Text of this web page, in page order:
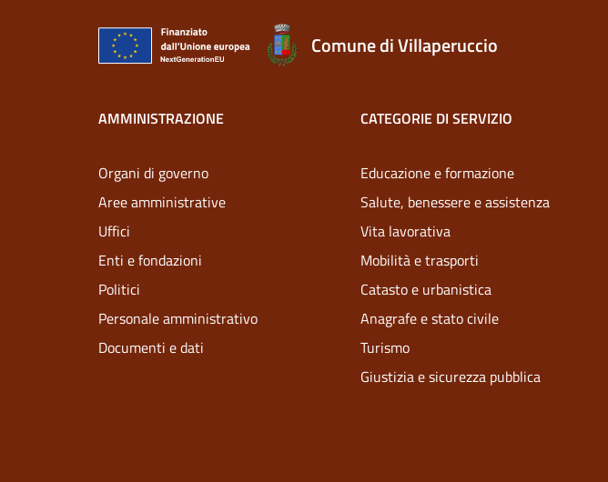
Comune di Villaperuccio
AMMINISTRAZIONE
Organi di governo
Aree amministrative
Uffici
Enti e fondazioni
Politici
Personale amministrativo
Documenti e dati
CATEGORIE DI SERVIZIO
Educazione e formazione
Salute, benessere e assistenza
Vita lavorativa
Mobilità e trasporti
Catasto e urbanistica
Anagrafe e stato civile
Turismo
Giustizia e sicurezza pubblica